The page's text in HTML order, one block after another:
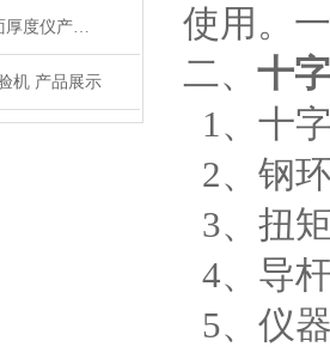
YT1211 土工膜糙面厚度仪产品简介
机 产品展示
使用。
二、 十
1、十
2、钢
3、扭
4、导
5、仪